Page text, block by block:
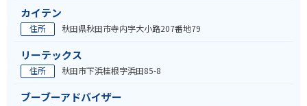
カイテン
住所 秋田県秋田市寺内字大小路207番地79
リーテックス
住所 秋田市下浜桂根字浜田85-8
ブーブーアドバイザー